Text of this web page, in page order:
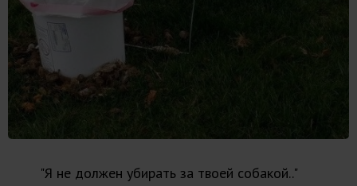
"Я не должен убирать за твоей собакой.."